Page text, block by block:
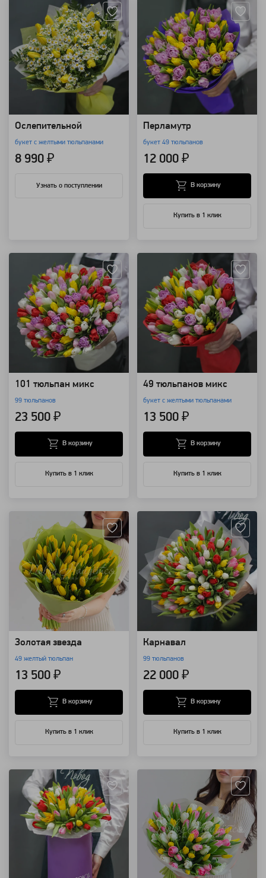
Ослепительной
букет с желтыми тюльпанами
8 990 ₽
Узнать о поступлении
Перламутр
букет 49 тюльпанов
12 000 ₽
Купить в 1 клик
В корзину
101 тюльпан микс
99 тюльпанов
23 500 ₽
Купить в 1 клик
В корзину
49 тюльпанов микс
букет с желтыми тюльпанами
13 500 ₽
Купить в 1 клик
В корзину
Золотая звезда
49 желтый тюльпан
13 500 ₽
Купить в 1 клик
В корзину
Карнавал
99 тюльпанов
22 000 ₽
Купить в 1 клик
В корзину